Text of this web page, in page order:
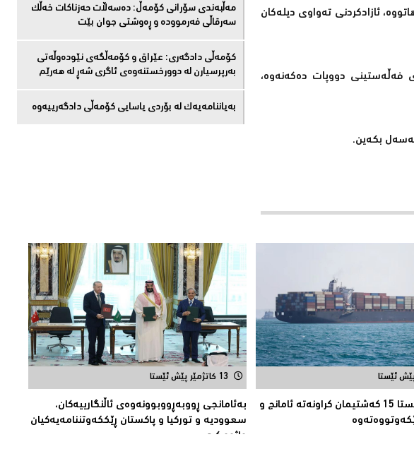
ئازادكردنی تەواوی دیلەكان
فەڵەستینی دووپات دەكەنەوە،
بكەین.
مەڵبەندى سۆرانى کۆمەڵ: دەسەڵات حەزناکات خەڵک
سەرقاڵى فەرموودە و ڕەوشتى جوان بێت
کۆمەڵى دادگەرى: عێراق و كۆمەڵگەی نێودەوڵەتی
بەرپرسیارن لە دوورخستنەوەى ئاگری شەڕ لە هەرێم
بەیاننامەیەک لە بۆردی یاسایی کۆمەڵی دادگەرییەوە
ئەبوزەبی: تائێستا 15 كەشتیمان كراونەتە ئامانج و
13 کاتژمێر پێش ئێستا
بەئامانجی ڕووبەڕووبوونەوەی ئاڵنگارییەكان،
سعوودیە و توركیا و پاكستان ڕێككەوتننامەیەکیان
واژوو كرد